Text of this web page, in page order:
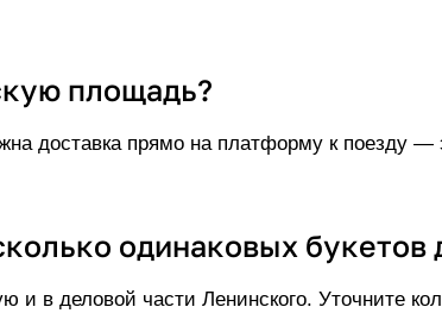
площадь?
доставка прямо на платформу к поезду —
одинаковых букетов
и в деловой части Ленинского. Уточните